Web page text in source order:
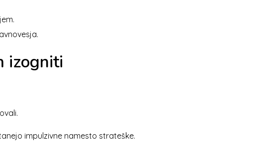
izogniti
impulzivne namesto strateške.